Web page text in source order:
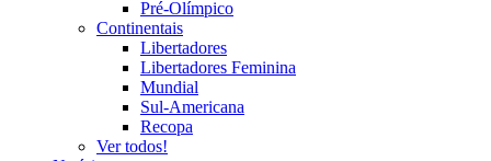
Pré-Olímpico
Continentais
Libertadores
Libertadores Feminina
Mundial
Sul-Americana
Recopa
Ver todos!